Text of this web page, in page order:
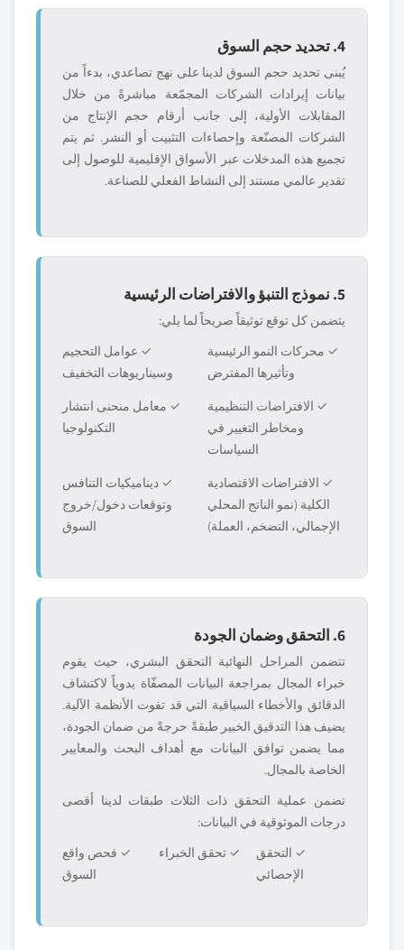
4. تحديد حجم السوق
يُبنى تحديد حجم السوق لدينا على نهج تصاعدي، بدءاً من
بيانات إيرادات الشركات المجمّعة مباشرةً من خلال
المقابلات الأولية، إلى جانب أرقام حجم الإنتاج من
الشركات المصنّعة وإحصاءات التثبيت أو النشر. ثم يتم
تجميع هذه المدخلات عبر الأسواق الإقليمية للوصول إلى
تقدير عالمي مستند إلى النشاط الفعلي للصناعة.
5. نموذج التنبؤ والافتراضات الرئيسية
يتضمن كل توقع توثيقاً صريحاً لما يلي:
✓ محركات النمو الرئيسية
وتأثيرها المفترض
✓ عوامل التحجيم
وسيناريوهات التخفيف
✓ الافتراضات التنظيمية
ومخاطر التغيير في
السياسات
✓ معامل منحنى انتشار
التكنولوجيا
✓ الافتراضات الاقتصادية
الكلية (نمو الناتج المحلي
الإجمالي، التضخم، العملة)
✓ ديناميكيات التنافس
وتوقعات دخول/خروج
السوق
6. التحقق وضمان الجودة
تتضمن المراحل النهائية التحقق البشري، حيث يقوم
خبراء المجال بمراجعة البيانات المصفّاة يدوياً لاكتشاف
الدقائق والأخطاء السياقية التي قد تفوت الأنظمة الآلية.
يضيف هذا التدقيق الخبير طبقةً حرجةً من ضمان الجودة،
مما يضمن توافق البيانات مع أهداف البحث والمعايير
الخاصة بالمجال.
تضمن عملية التحقق ذات الثلاث طبقات لدينا أقصى
درجات الموثوقية في البيانات:
✓ التحقق
الإحصائي
✓ تحقق الخبراء
✓ فحص واقع
السوق